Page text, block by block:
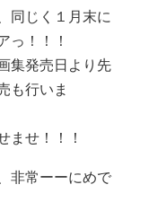
同じく１月末に
っ！！！
集発売日より先
も行いま
ませ！！！
非常ーーにめで